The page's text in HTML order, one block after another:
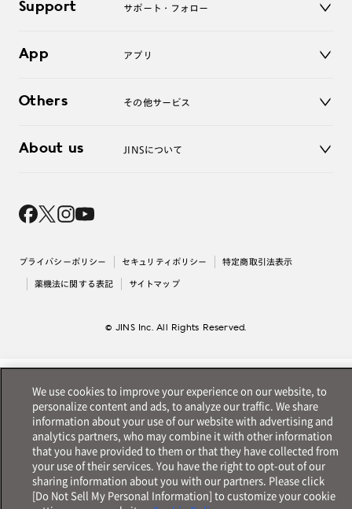
アクセサリー
ログアウト
Support サポート・フォロー
よくあるご質問
お問い合わせ
App アプリ
Others その他サービス
レンズ交換
About us JINSについて
採用情報
出店について
プライバシーポリシー セキュリティポリシー 特定商取引法表示
薬機法に関する表記 サイトマップ
© JINS Inc. All Rights Reserved.
We use cookies to improve your experience on our website, to
personalize content and ads, to analyze our traffic. We share
information about your use of our website with advertising and
analytics partners, who may combine it with other information
that you have provided to them or that they have collected from
your use of their services. You have the right to opt-out of our
sharing information about you with our partners. Please click
[Do Not Sell My Personal Information] to customize your cookie